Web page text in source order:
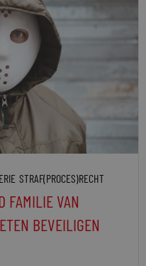
STRAF(PROCES)RECHT
FAMILIE VAN
BEVEILIGEN